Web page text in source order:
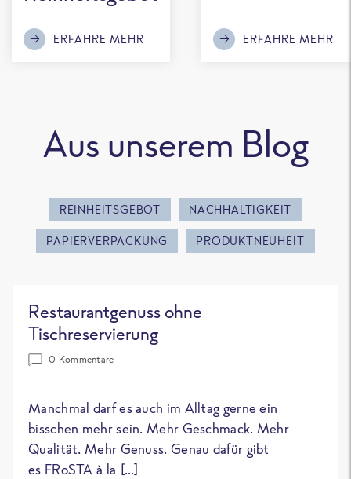
ERFAHRE MEHR ERFAHRE MEHR
Aus unserem Blog
REINHEITSGEBOT NACHHALTIGKEIT
PAPIERVERPACKUNG PRODUKTNEUHEIT
Restaurantgenuss ohne
Tischreservierung
0 Kommentare
Manchmal darf es auch im Alltag gerne ein
bisschen mehr sein. Mehr Geschmack. Mehr
Qualität. Mehr Genuss. Genau dafür gibt
es FRoSTA à la […]